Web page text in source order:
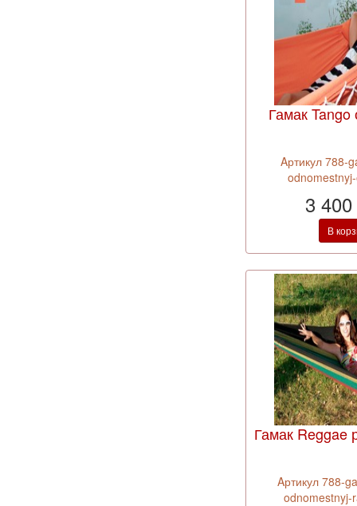
Гамак
Aртикул 788-
3
В
Гамак Reggae
Aртикул 788-
odnomestnyj-